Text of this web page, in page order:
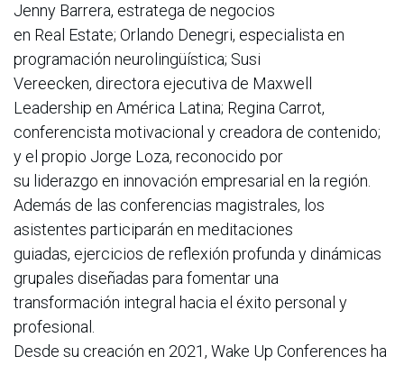
Jenny Barrera, estratega de negocios
en Real Estate; Orlando Denegri, especialista en
programación neurolingüística; Susi
Vereecken, directora ejecutiva de Maxwell
Leadership en América Latina; Regina Carrot,
conferencista motivacional y creadora de contenido;
y el propio Jorge Loza, reconocido por
su liderazgo en innovación empresarial en la región.
Además de las conferencias magistrales, los
asistentes participarán en meditaciones
guiadas, ejercicios de reflexión profunda y dinámicas
grupales diseñadas para fomentar una
transformación integral hacia el éxito personal y
profesional.
Desde su creación en 2021, Wake Up Conferences ha